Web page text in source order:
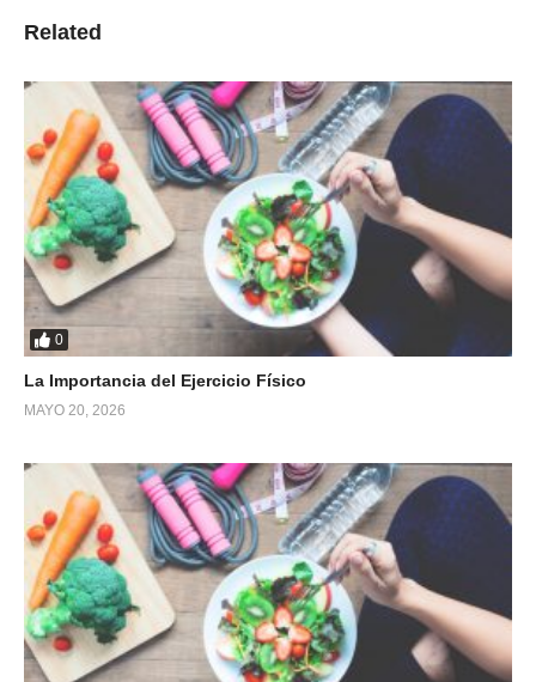
Related
0
La Importancia del Ejercicio Físico
MAYO 20, 2026